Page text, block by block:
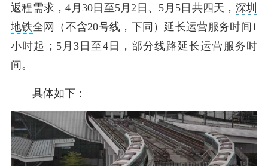
返程需求，4月30日至5月2日、5月5日共四天， 深圳
地铁全网（不含20号线，下同）延长运营服务时间1
小时起；5月3日至4日，部分线路延长运营服务时
间。
具体如下：